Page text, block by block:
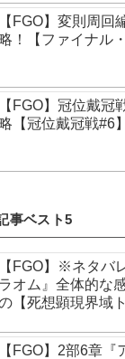
【FGO】変則周回
！【ファイナル
【FGO】冠位戴冠
【冠位戴冠戦#6】
事ベスト5
【FGO】※ネタバ
ラオム』全体的な
【死想顕現界域
【FGO】2部6章